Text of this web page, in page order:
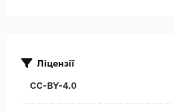
Ліцензії
CC-BY-4.0